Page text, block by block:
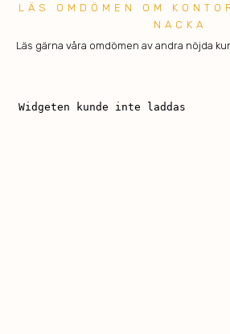
LÄS OMDÖMEN OM
NACKA
Läs gärna våra omdömen av andra nöjda